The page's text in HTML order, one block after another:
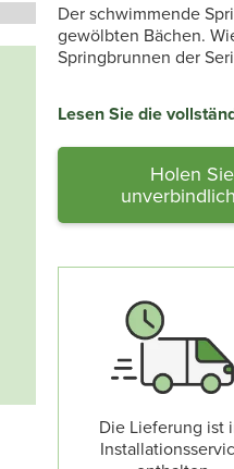
Der schwimmende
gewölbten Bächen.
Springbrunnen der
Lesen Sie die
Holen
Die Lieferung ist